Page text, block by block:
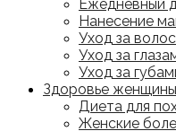
Ежедневный
Нанесение
Уход за
Уход за
Уход за
Здоровье женщины
Диета для
Женские